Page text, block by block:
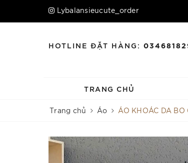
Lybalansieucute_order
HOTLINE ĐẶT HÀNG:
TRANG CHỦ
Trang chủ Áo ÁO KHOÁC DA